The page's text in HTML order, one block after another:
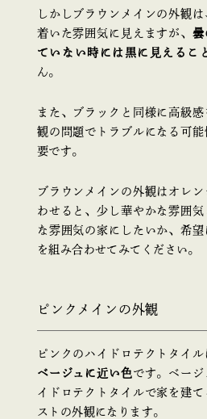
しかしブラウンメインの外観
着いた雰囲気に見えますが、曇
ていない時には黒に見えるこ
ん。
また、ブラックと同様に高級
観の問題でトラブルになる可
要です。
ブラウンメインの外観はオレ
わせると、少し華やかな雰囲
な雰囲気の家にしたいか、希
を組み合わせてみてください。
ピンクメインの外観
ピンクのハイドロテクトタイル
ベージュに近い色です。ベー
イドロテクトタイルで家を建
ストの外観になります。